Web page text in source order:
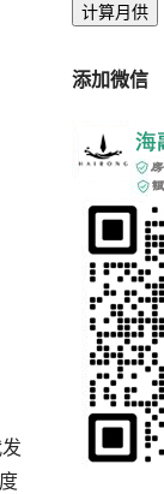
计算月供
添加微信